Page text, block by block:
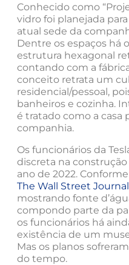
Conhecido como
vidro foi planejada
atual sede da
Dentre os espaços há
estrutura hexagonal
contando com a
conceito retrata um
residencial/pessoal,
banheiros e cozinha.
é tratado como a casa
companhia.
Os funcionários da
discreta na
ano de 2022.
The Wall Street Journal
mostrando fonte
compondo parte da
os funcionários há
existência de um
Mas os planos
do tempo.